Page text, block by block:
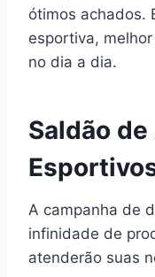
ótimos achados.
esportiva,
no dia a dia.
Saldão
A campanha de
infinidade de
atenderão suas